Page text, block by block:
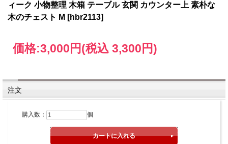
ィーク 小物整理 木箱 テーブル 玄関 カウンター上 素朴な
木のチェスト M [hbr2113]
価格:3,000円(税込 3,300円)
注文
購入数： 個